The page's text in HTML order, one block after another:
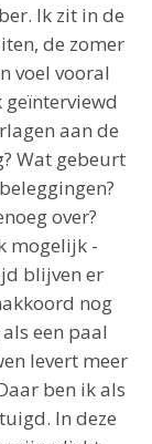
Ik zit in de
de zomer
voel vooral
aan de
Wat gebeurt
over?
mogelijk -
blijven er
nog
een paal
levert meer
ben ik als
In deze